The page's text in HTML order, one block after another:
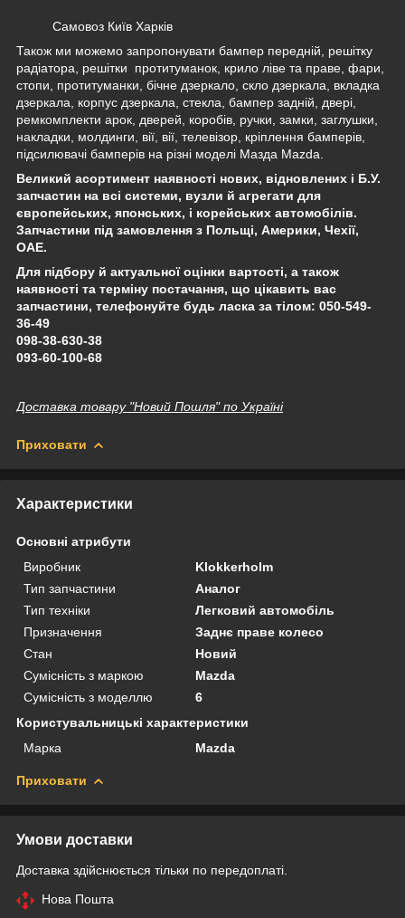
Самовоз Київ Харків
Також ми можемо запропонувати бампер передній, решітку
радіатора, решітки протитуманок, крило ліве та праве, фари,
стопи, протитуманки, бічне дзеркало, скло дзеркала, вкладка
дзеркала, корпус дзеркала, стекла, бампер задній, двері,
ремкомплекти арок, дверей, коробів, ручки, замки, заглушки,
накладки, молдинги, вії, вії, телевізор, кріплення бамперів,
підсилювачі бамперів на різні моделі Мазда Mazda.
Великий асортимент наявності нових, відновлених і Б.У.
запчастин на всі системи, вузли й агрегати для
європейських, японських, і корейських автомобілів.
Запчастини під замовлення з Польщі, Америки, Чехії,
ОАЕ.
Для підбору й актуальної оцінки вартості, а також
наявності та терміну постачання, що цікавить вас
запчастини, телефонуйте будь ласка за тілом: 050-549-
36-49
098-38-630-38
093-60-100-68
Доставка товару "Новий Пошля" по Україні
Приховати
Характеристики
Основні атрибути
Виробник
Klokkerholm
Тип запчастини
Аналог
Тип техніки
Легковий автомобіль
Призначення
Заднє праве колесо
Стан
Новий
Сумісність з маркою
Mazda
Сумісність з моделлю
6
Користувальницькі характеристики
Марка
Mazda
Приховати
Умови доставки
Доставка здійснюється тільки по передоплаті.
Нова Пошта